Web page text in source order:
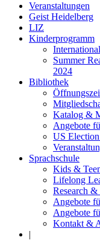
Veranstaltungen
Geist Heidelberg
LIZ
Kinderprogramm
Summer
2024
Bibliothek
Katalog &
Angebote
US
Sprachschule
Kids &
Lifelong
Research
Angebote
Angebote
Kontakt &
|